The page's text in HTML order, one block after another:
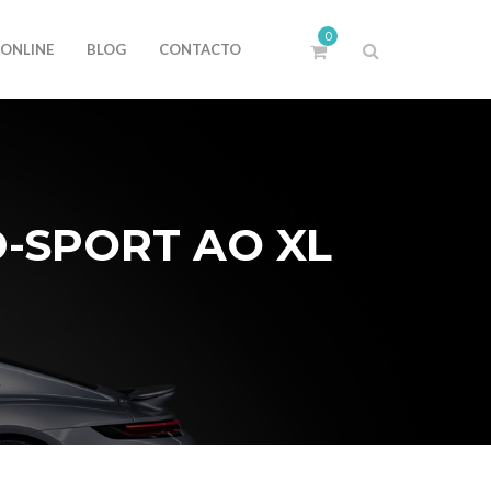
BLOG CONTACTO
0
SPORT AO XL